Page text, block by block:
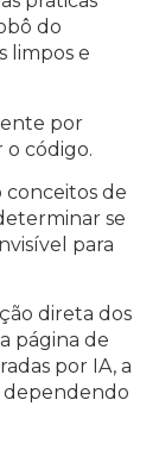
do
limpos e
por
código.
conceitos de
se
para
direta dos
página de
por IA, a
dependendo